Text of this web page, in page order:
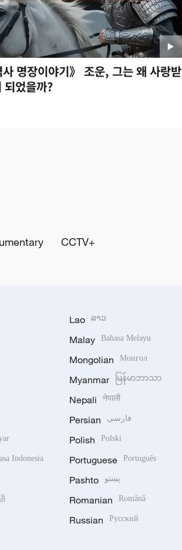
중조 관계의 현재와 미래
사 명장이야기》 조운, 그는 왜 사랑받
되었을까?
CCTV+
Indonesia
Lao ລາວ
Malay Bahasa Melayu
Mongolian Монгол
Myanmar မြန်မာဘာသာ
Nepali नेपाली
Persian فارسی
Polish Polski
Portuguese Português
Pashto پښتو
Romanian Română
Russian Русский